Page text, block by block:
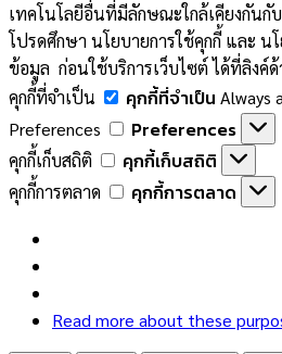
เทคโนโลยีอื่นที่มีลักษณะใกล้เคียงกันกั
โปรดศึกษา นโยบายการใช้คุกกี้ และ น
ข้อมูล ก่อนใช้บริการเว็บไซต์ ได้ที่ลิงค์ด้
คุกกี้ที่จำเป็น
คุกกี้ที่จำเป็น Always
Preferences
Preferences
คุกกี้เก็บสถิติ คุกกี้เก็บสถิติ
คุกกี้การตลาด คุกกี้การตลาด
Read more about these